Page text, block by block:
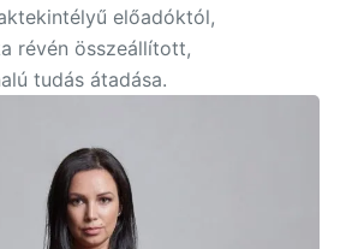
előadóktól,
révén összeállított,
tudás átadása.